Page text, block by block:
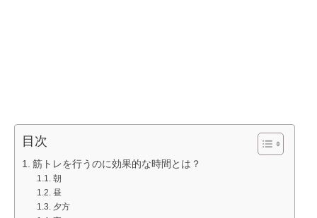
目次
筋トレを行うのに効果的な時間とは？
朝
昼
夕方